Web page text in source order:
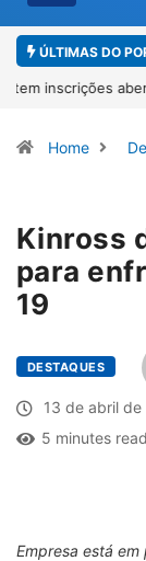
ÚLTIMAS DO
Paracatu caminha
Home
Kinross
para
19
DESTAQUES
13 de abril de
5 minutes read
Empresa está